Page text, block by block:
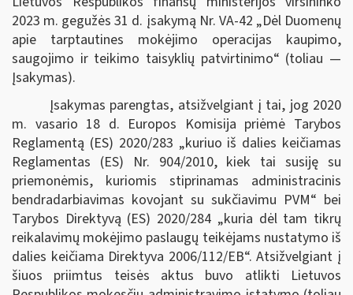
2023 m. gegužės 31 d. įsakymą Nr. VA-42 „Dėl Duomenų
apie tarptautines mokėjimo operacijas kaupimo,
saugojimo ir teikimo taisyklių patvirtinimo“ (toliau —
Įsakymas).
Įsakymas parengtas, atsižvelgiant į tai, jog 2020
m. vasario 18 d. Europos Komisija priėmė Tarybos
Reglamentą (ES) 2020/283 „kuriuo iš dalies keičiamas
Reglamentas (ES) Nr. 904/2010, kiek tai susiję su
priemonėmis, kuriomis stiprinamas administracinis
bendradarbiavimas kovojant su sukčiavimu PVM“ bei
Tarybos Direktyvą (ES) 2020/284 „kuria dėl tam tikrų
reikalavimų mokėjimo paslaugų teikėjams nustatymo iš
dalies keičiama Direktyva 2006/112/EB“. Atsižvelgiant į
šiuos priimtus teisės aktus buvo atlikti Lietuvos